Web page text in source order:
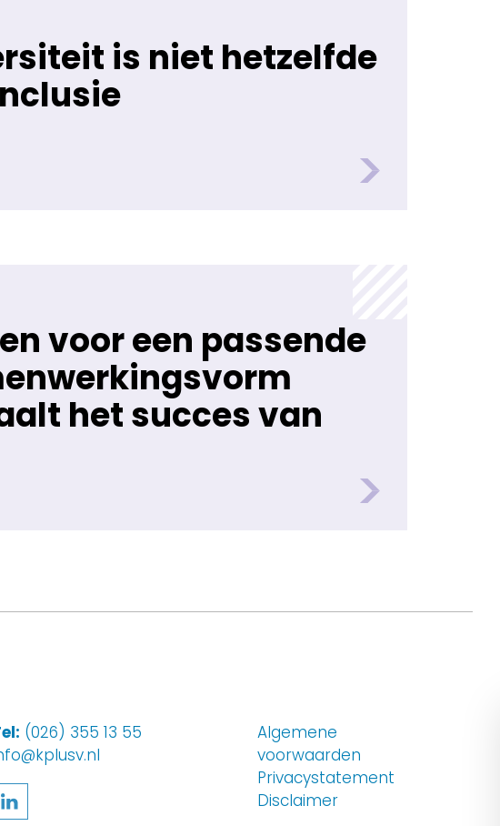
is niet hetzelfde
voor een passende
het succes van
(026) 355 13 55
Algemene
voorwaarden
Privacystatement
Disclaimer